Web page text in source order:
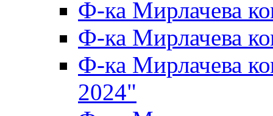
Ф-ка Мирлачева
Ф-ка Мирлачева
Ф-ка Мирлачева
2024"